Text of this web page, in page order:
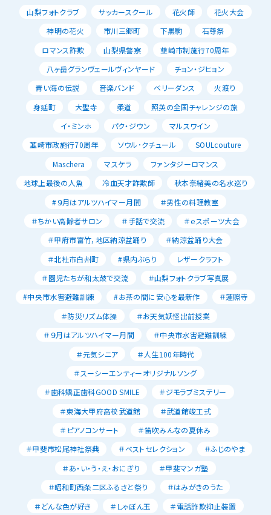
山梨フォトクラブ サッカースクール 花火師
花火大会
神明の花火
市川三郷町 下黒駒
石尊祭
ロマンス詐欺
山梨県警察
韮崎市制施行70周年
八ヶ岳グランヴェールヴィンヤード
チョン・ジヒョン
青い海の伝説
音楽バンド ベリーダンス
火渡り
身延町
大聖寺 柔道
照英の全国チャレンジの旅
イ・ミンホ
パク・ジウン
マルスワイン
韮崎市政施行70周年
ソウル･クチュール
SOULcouture
Maschera
マスケラ
ファンタジーロマンス
地球上最後の人魚
冷血天才詐欺師
秋本奈緒美の名水巡り
#９月はアルツハイマー月間
＃男性の料理教室
＃ちかい高齢者サロン
＃手話で交流
＃ｅスポーツ大会
＃甲府市富竹，地区納涼盆踊り
＃納涼盆踊り大会
＃北杜市白州町
#県内ぶらり
レザークラフト
＃園児たちが和太鼓で交流
＃山梨フォトクラブ写真展
#中央市水害避難訓練
#お茶の間に安心を最新作
＃蓮照寺
＃防災リズム体操
＃お天気妖怪出前授業
＃９月はアルツハイマー月間
＃中央市水害避難訓練
＃元気シニア
＃人生100年時代
＃スーシーエンティーオリジナルソング
＃歯科矯正歯科GOOD SMILE
＃ジモラブミステリー
＃東海大甲府高校武道館
＃武道館竣工式
＃ピアノコンサート
＃笛吹みんなの夏休み
＃甲斐市松尾神社祭典
＃ベストセレクション
＃ふじのやま
＃あ・い・う・え・おにぎり
＃甲斐マンガ塾
＃昭和町西条二区ふるさと祭り
＃はみがきのうた
＃どんな色が好き
＃しゃぼん玉
＃電話詐欺抑止装置